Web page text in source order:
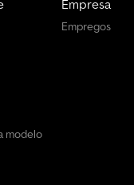
modelo
Empresa
Empregos